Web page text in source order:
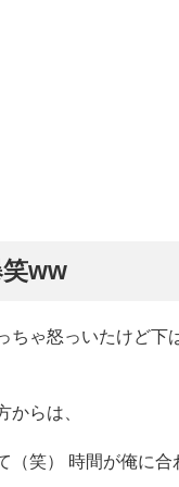
ww
ちゃ怒っいたけど
からは、
（笑） 時間が俺に